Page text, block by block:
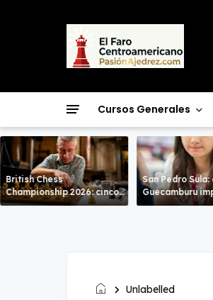
Cursos Generales
British Chess
Championship 2026: cinco
líderes entran en la recta
San Pedro
Guecamburu
poderío.
Unlabelled